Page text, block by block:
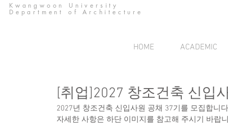
Kwangwoon University
Department of Architecture
HOME ACADEMIC
[취업]2027 창조건축 신입
2027년 창조건축 신입사원 공채 37기를 모집합니
자세한 사항은 하단 이미지를 참고해 주시기 바랍